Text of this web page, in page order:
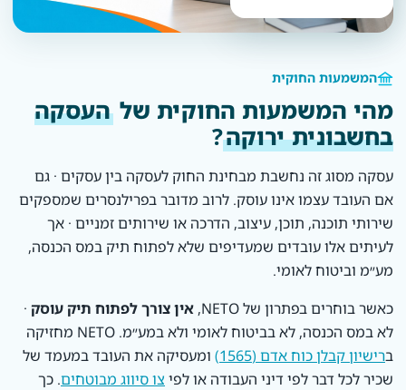
המשמעות החוקית
מהי המשמעות החוקית של העסקה
בחשבונית ירוקה?
עסקה מסוג זה נחשבת מבחינת החוק לעסקה בין עסקים · גם
אם העובד עצמו אינו עוסק. לרוב מדובר בפרילנסרים שמספקים
שירותי תוכנה, תוכן, עיצוב, הדרכה או שירותים זמניים · אך
לעיתים אלו עובדים שמעדיפים שלא לפתוח תיק במס הכנסה,
מע״מ וביטוח לאומי.
כאשר בוחרים בפתרון של NETO,
אין צורך לפתוח תיק עוסק ·
לא במס הכנסה, לא בביטוח לאומי ולא במע״מ. NETO מחזיקה
ברישיון קבלן כוח אדם (1565)
ומעסיקה את העובד במעמד של
שכיר לכל דבר לפי דיני העבודה או לפי צו סיווג מבוטחים. כך